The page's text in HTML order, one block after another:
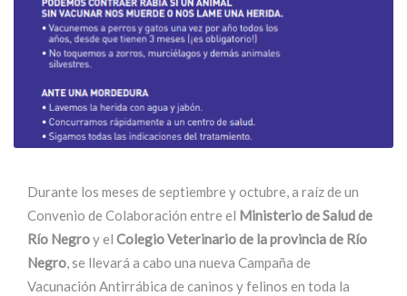
Durante los meses de septiembre y octubre, a raíz de un
Convenio de Colaboración entre el Ministerio de Salud de
Río Negroy el Colegio Veterinario de la provincia de Río
Negro, se llevará a cabo una nueva Campaña de
Vacunación Antirrábica de caninos y felinos en toda la